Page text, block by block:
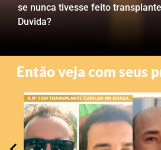
se nunca tivesse feito
Duvida?
Então veja com seus